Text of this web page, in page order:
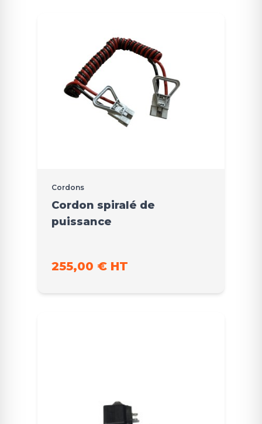
Cordons
Cordon spiralé de
puissance
255,00 € HT